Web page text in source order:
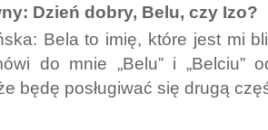
Dzień dobry, Belu, czy Izo?
Bela to imię, które jest mi
do mnie „Belu” i „Belciu”
będę posługiwać się drugą